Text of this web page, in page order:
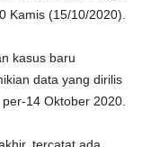
Kamis (15/10/2020).
kasus baru
data yang dirilis
14 Oktober 2020.